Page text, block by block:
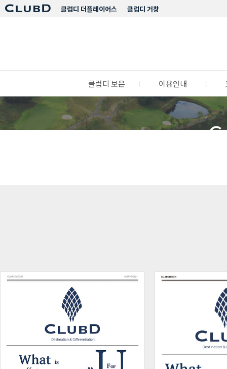
클럽디 거창
클럽디 더플레이어스
클럽디 보은 이용안내